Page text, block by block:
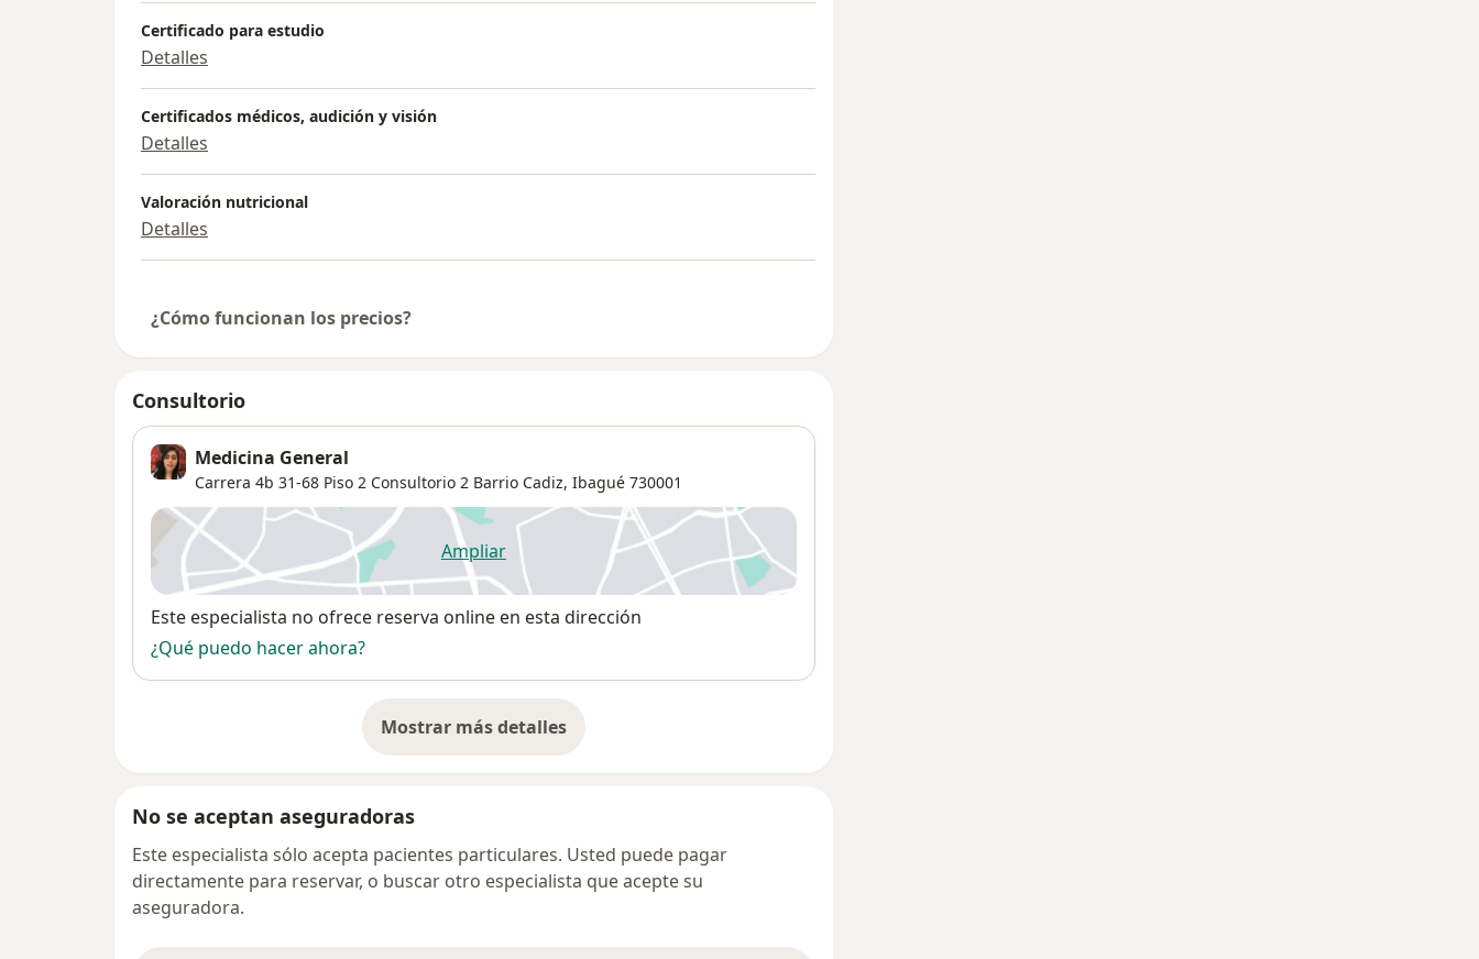
Certificado para estudio
Detalles
Certificados médicos, audición y visión
Detalles
Valoración nutricional
Detalles
¿Cómo funcionan los precios?
Consultorio
Medicina General
Carrera 4b 31-68 Piso 2 Consultorio 2 Barrio Cadiz, Ibagué 730001
Ampliarse abre en una nueva pestaña
Disponibilidad
Este especialista no ofrece reserva online en esta dirección
¿Qué puedo hacer ahora?
Mostrar más detalles
sobre la dirección
No se aceptan aseguradoras
Este especialista sólo acepta pacientes particulares. Usted puede pagar
directamente para reservar, o buscar otro especialista que acepte su
aseguradora.